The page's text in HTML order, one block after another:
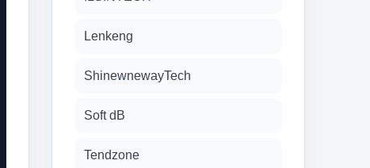
Lenkeng
ShinewnewayTech
Soft dB
Tendzone